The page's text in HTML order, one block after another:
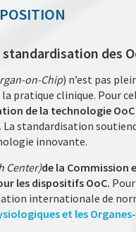
des
on-Chip) n’est pas
la pratique clinique. Pour
de la technologie
La standardisation
innovante.
Center)de la Commission
les dispositifs OoC.
internationale de
et les